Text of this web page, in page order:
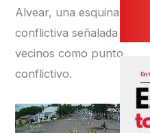
Alvear, una esquina
conflictiva señalada por
vecinos como punto
conflictivo.